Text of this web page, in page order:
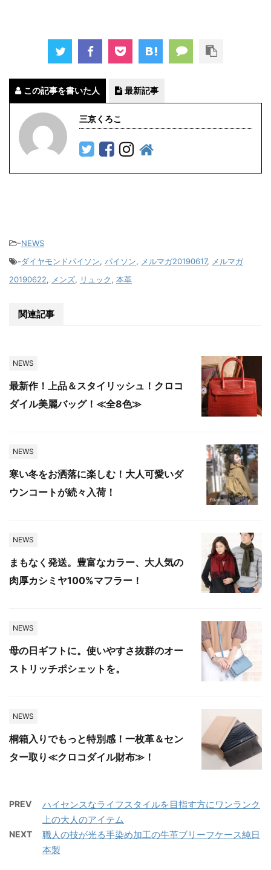
この記事を書いた人 最新記事
三京くろこ
-NEWS
-ダイヤモンドパイソン, パイソン, メルマガ20190617, メルマガ
20190622, メンズ, リュック, 本革
関連記事
NEWS
最新作！上品＆スタイリッシュ！クロコ
ダイル美麗バッグ！≪全8色≫
NEWS
寒い冬をお洒落に楽しむ！大人可愛いダ
ウンコートが続々入荷！
NEWS
まもなく発送。豊富なカラー、大人気の
肉厚カシミヤ100%マフラー！
NEWS
母の日ギフトに。使いやすさ抜群のオー
ストリッチポシェットを。
NEWS
桐箱入りでもっと特別感！一枚革＆セン
ター取り≪クロコダイル財布≫！
PREV
ハイセンスなライフスタイルを目指す方にワンランク
上の大人のアイテム
NEXT
職人の技が光る手染め加工の牛革ブリーフケース純日
本製